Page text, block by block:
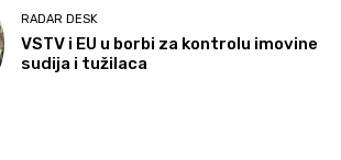
RADAR DESK
VSTV i EU u borbi za kontrolu imovine
sudija i tužilaca